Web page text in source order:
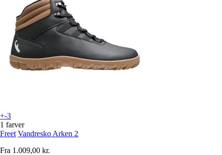
+-3
1 farver
Freet Vandresko Arken 2
Fra 1.009,00 kr.